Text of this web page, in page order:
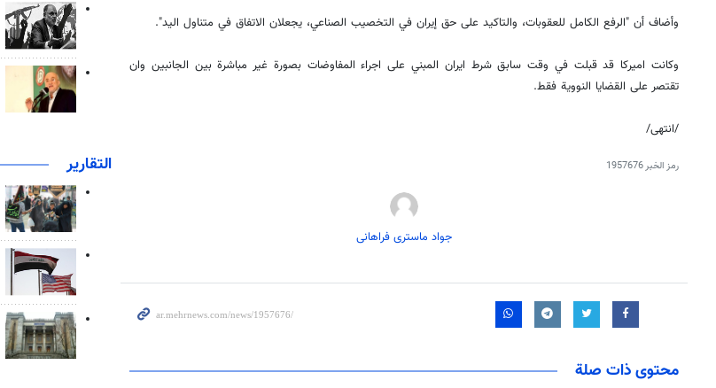
وأضاف أن "الرفع الكامل للعقوبات، والتاكيد على حق إيران في التخصيب الصناعي، يجعلان الاتفاق في متناول اليد".
وكانت اميركا قد قبلت في وقت سابق شرط ايران المبني على اجراء المفاوضات بصورة غير مباشرة بين الجانبين وان
تقتصر على القضايا النووية فقط.
/انتهى/
رمز الخبر1957676
جواد ماستری فراهانی
محتوى ذات صلة
التقارير